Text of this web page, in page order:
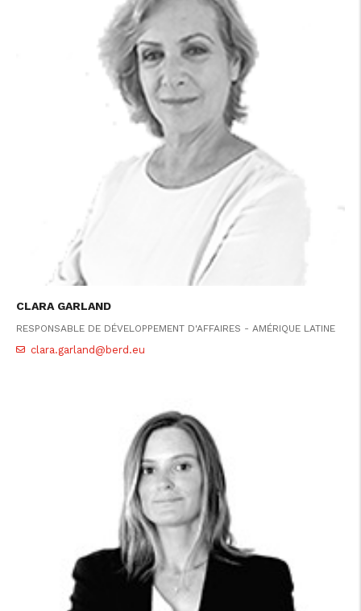
CLARA GARLAND
RESPONSABLE DE DÉVELOPPEMENT D'AFFAIRES - AMÉRIQUE LATINE
clara.garland@berd.eu
www.consumidor.pt